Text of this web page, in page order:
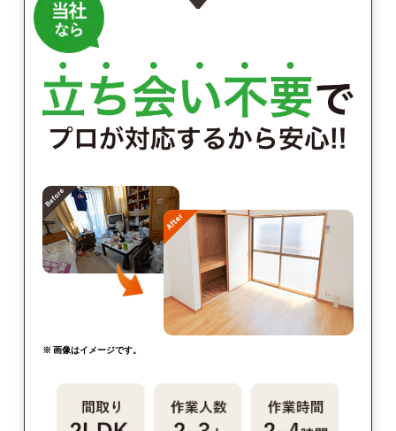
※ 画像はイメージです。